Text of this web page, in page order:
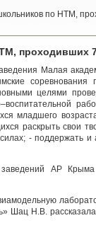
по НТМ,
проходивших
Малая
соревнования
целями
младшего
раскрыть свои
- поддержать и
заведений АР
Шац Н.В.